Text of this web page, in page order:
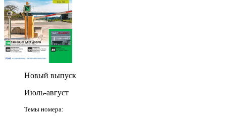
Новый выпуск
Июль-август
Темы номера: